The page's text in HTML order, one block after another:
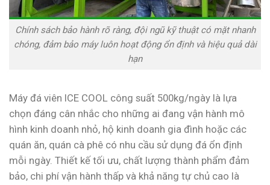
Chính sách bảo hành rõ ràng, đội ngũ kỹ thuật có mặt nhanh
chóng, đảm bảo máy luôn hoạt động ổn định và hiệu quả dài
hạn
Máy đá viên ICE COOL công suất 500kg/ngày là lựa
chọn đáng cân nhắc cho những ai đang vận hành mô
hình kinh doanh nhỏ, hộ kinh doanh gia đình hoặc các
quán ăn, quán cà phê có nhu cầu sử dụng đá ổn định
mỗi ngày. Thiết kế tối ưu, chất lượng thành phẩm đảm
bảo, chi phí vận hành thấp và khả năng tự chủ cao là